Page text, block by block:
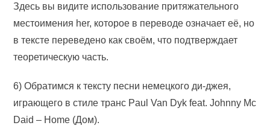
Здесь вы видите использование притяжательного
местоимения her, которое в переводе означает её, но
в тексте переведено как своём, что подтверждает
теоретическую часть.
6) Обратимся к тексту песни немецкого ди-джея,
играющего в стиле транс Paul Van Dyk feat. Johnny Mc
Daid – Home (Дом).